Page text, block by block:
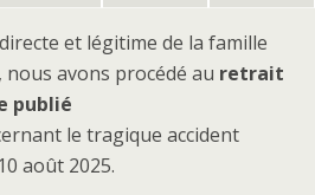
et légitime de la famille
, nous avons procédé au retrait
publié
le tragique accident
août 2025.